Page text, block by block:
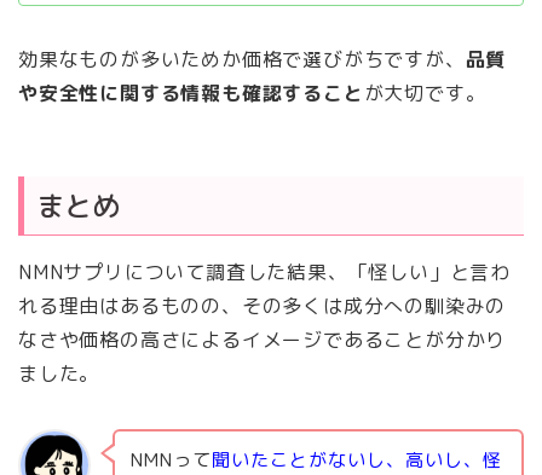
効果なものが多いためか価格で選びがちですが、 品質
や安全性に関する情報も確認すること が大切です。
まとめ
NMNサプリについて調査した結果、「怪しい」と言わ
れる理由はあるものの、その多くは成分への馴染みの
なさや価格の高さによるイメージであることが分かり
ました。
NMNって聞いたことがないし、高いし、怪